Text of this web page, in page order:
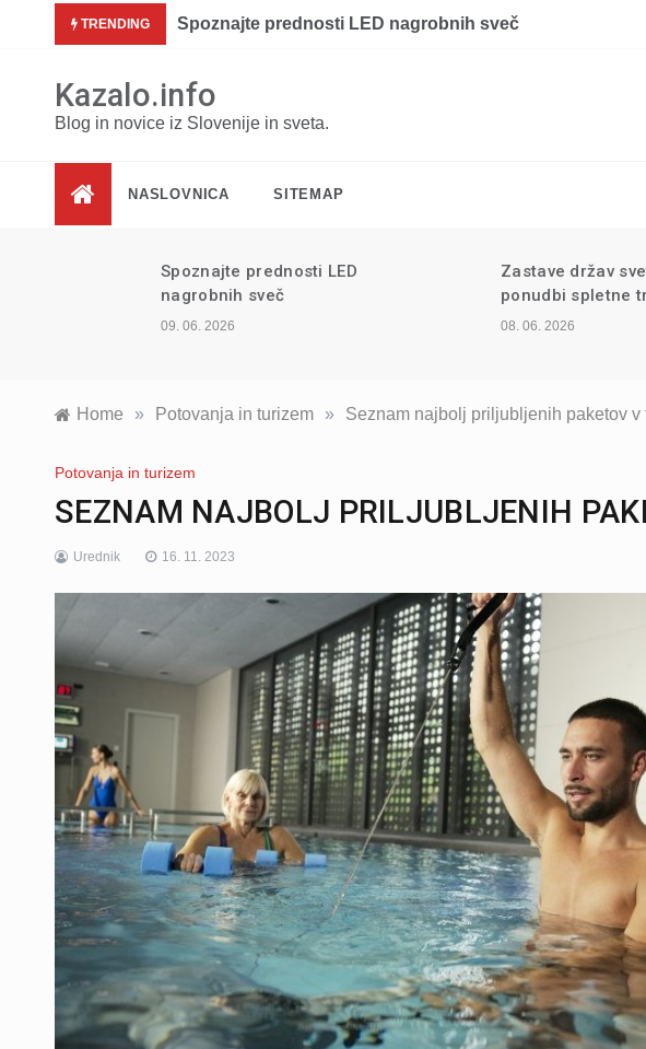
TRENDING Nosilci za smuči
Kazalo.info
Blog in novice iz Slovenije in sveta.
NASLOVNICA SITEMAP
Zastave držav sveta v
ponudbi spletne trgovine
08. 06. 2026
Starinski
razkrivajo
24. 04. 2026
Home » Potovanja in turizem » Seznam najbolj priljubljenih paketov v
Potovanja in turizem
SEZNAM NAJBOLJ PRILJUBLJENIH
Urednik 16. 11. 2023